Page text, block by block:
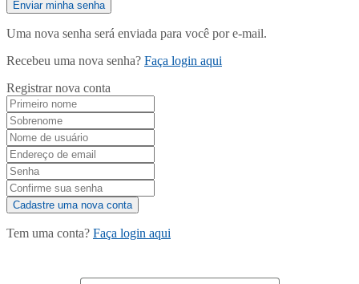
Uma nova senha será enviada para você por e-mail.
Recebeu uma nova senha? Faça login aqui
Registrar nova conta
Tem uma conta? Faça login aqui